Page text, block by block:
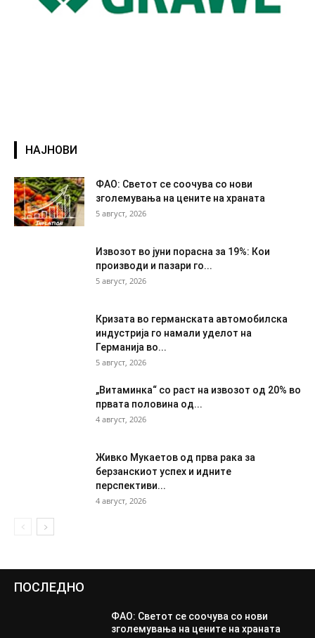
НАЈНОВИ
ФАО: Светот се соочува со нови
зголемувања на цените на храната
5 август, 2026
Извозот во јуни порасна за 19%: Кои
производи и пазари го...
5 август, 2026
Кризата во германската автомобилска
индустрија го намали уделот на
Германија во...
5 август, 2026
„Витаминка“ со раст на извозот од 20% во
првата половина од...
4 август, 2026
Живко Мукаетов од прва рака за
берзанскиот успех и идните
перспективи...
4 август, 2026
ПОСЛЕДНО
ФАО: Светот се соочува со нови
зголемувања на цените на храната